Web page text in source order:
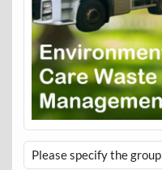
Please specify the group